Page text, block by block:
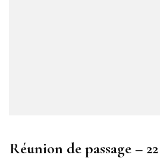
Réunion de passage –